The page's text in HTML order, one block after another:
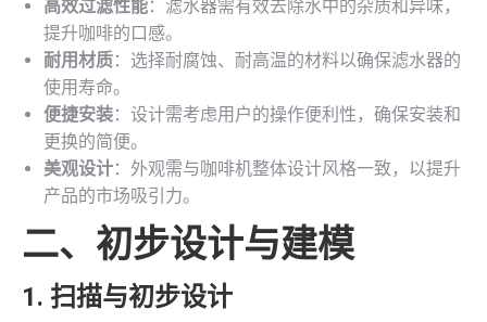
高效过滤性能：滤水器需有效去除水中的杂质和异味，
提升咖啡的口感。
耐用材质：选择耐腐蚀、耐高温的材料以确保滤水器的
使用寿命。
便捷安装：设计需考虑用户的操作便利性，确保安装和
更换的简便。
美观设计：外观需与咖啡机整体设计风格一致，以提升
产品的市场吸引力。
二、初步设计与建模
1. 扫描与初步设计